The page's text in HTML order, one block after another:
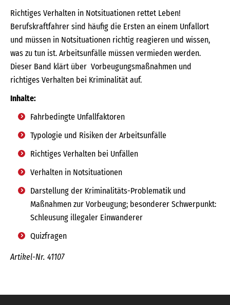
Richtiges Verhalten in Notsituationen rettet Leben!
Berufskraftfahrer sind häufig die Ersten an einem Unfallort
und müssen in Notsituationen richtig reagieren und wissen,
was zu tun ist. Arbeitsunfälle müssen vermieden werden.
Dieser Band klärt über Vorbeugungsmaßnahmen und
richtiges Verhalten bei Kriminalität auf.
Inhalte:
Fahrbedingte Unfallfaktoren
Typologie und Risiken der Arbeitsunfälle
Richtiges Verhalten bei Unfällen
Verhalten in Notsituationen
Darstellung der Kriminalitäts-Problematik und
Maßnahmen zur Vorbeugung; besonderer Schwerpunkt:
Schleusung illegaler Einwanderer
Quizfragen
Artikel-Nr. 41107